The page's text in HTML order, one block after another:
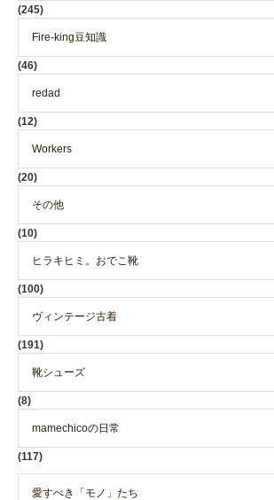
(245)
Fire-king豆知識
(46)
redad
(12)
Workers
(20)
その他
(10)
ヒラキヒミ。おでこ靴
(100)
ヴィンテージ古着
(191)
靴シューズ
(8)
mamechicoの日常
(117)
愛すべき「モノ」たち